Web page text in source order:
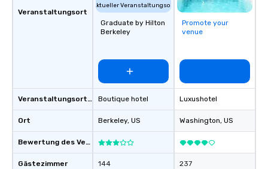
Veranstaltungsort
Veranstaltungsortstyp
Ort
Bewertung des Veranstaltungsortes
Gästezimmer
Aktueller Veranstaltungsort
Graduate by Hilton
Berkeley
Boutique hotel
Berkeley, US
144
Promote your
venue
Luxushotel
Washington, US
237